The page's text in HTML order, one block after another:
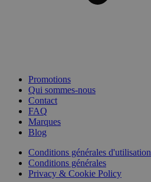
Promotions
Qui sommes-nous
Contact
FAQ
Marques
Blog
Conditions générales d'utilisation
Conditions générales
Privacy & Cookie Policy